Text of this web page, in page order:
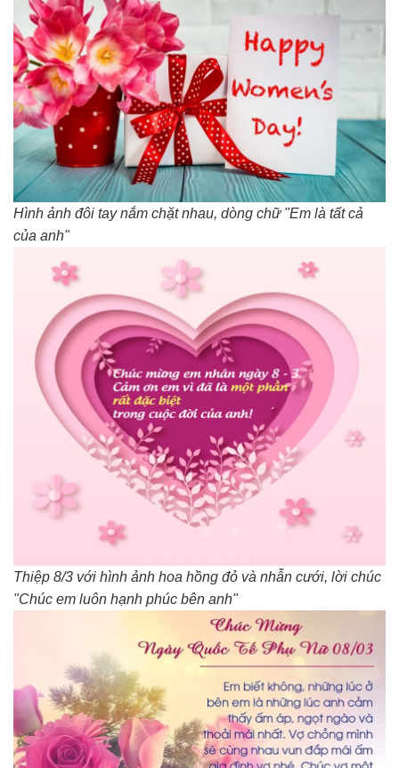
Hình ảnh đôi tay nắm chặt nhau, dòng chữ "Em là tất cả
của anh"
Thiệp 8/3 với hình ảnh hoa hồng đỏ và nhẫn cưới, lời chúc
"Chúc em luôn hạnh phúc bên anh"